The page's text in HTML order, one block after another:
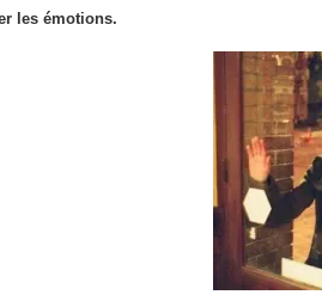
les émotions.